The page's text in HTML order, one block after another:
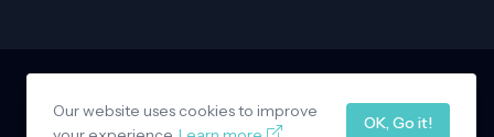
HomeAbout UsPrivacy PolicyContact Us
Our website uses cookies to improve
OK, Go it!